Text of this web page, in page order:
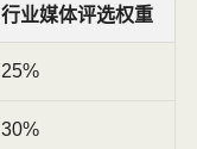
行业媒体评选权重
25%
30%